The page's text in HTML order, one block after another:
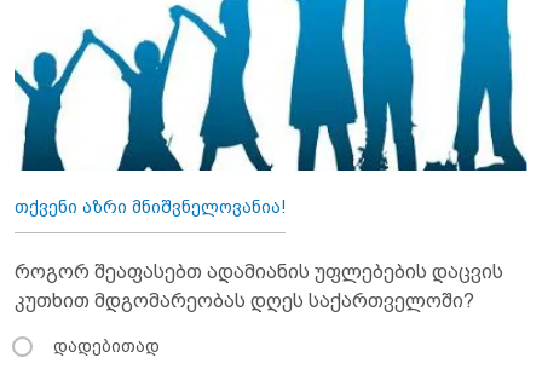
თქვენი აზრი მნიშვნელოვანია!
როგორ შეაფასებთ ადამიანის უფლებების დაცვის
კუთხით მდგომარეობას დღეს საქართველოში?
დადებითად